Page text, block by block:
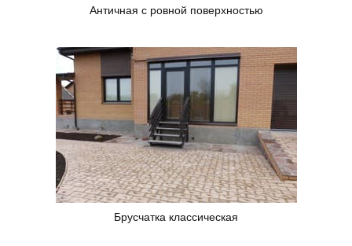
Античная с ровной поверхностью
Брусчатка классическая